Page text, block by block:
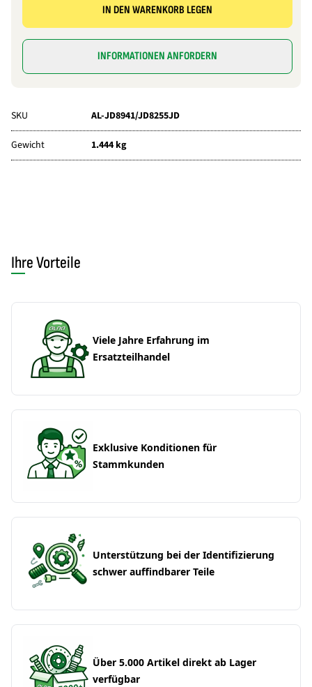
IN DEN WARENKORB LEGEN
INFORMATIONEN ANFORDERN
SKU AL-JD8941/JD8255JD
Gewicht 1.444 kg
Ihre Vorteile
Viele Jahre Erfahrung im
Ersatzteilhandel
Exklusive Konditionen für
Stammkunden
Unterstützung bei der Identifizierung
schwer auffindbarer Teile
Über 5.000 Artikel direkt ab Lager
verfügbar